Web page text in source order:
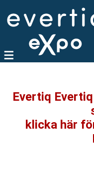
Evertiq
klicka här